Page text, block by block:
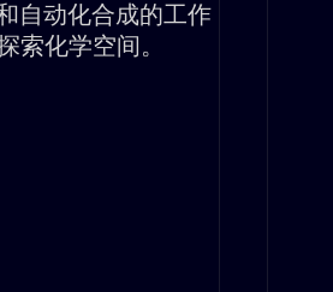
自动化合成的工作
索化学空间。